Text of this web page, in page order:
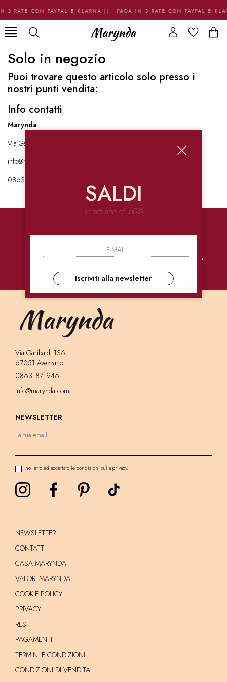
3 RATE CON PAYPAL E KLARNA || PAGA IN 3 RATE CON PAYPAL E
Solo in negozio
Puoi trovare questo articolo solo presso i
nostri punti vendita:
Info contatti
Marynda
Via Garibaldi 136 67051 Avezzano
info@marynda.com
08631871946
PAGAMENTI
CONSEGNE
ULTRA RAPIDE
ASSISTENZA
Via Garibaldi 136
67051 Avezzano
08631871946
info@marynda.com
NEWSLETTER
ho letto ed accettato le condizioni sulla privacy.
NEWSLETTER
CONTATTI
CASA MARYNDA
VALORI MARYNDA
COOKIE POLICY
PRIVACY
RESI
PAGAMENTI
TERMINI E CONDIZIONI
CONDIZIONI DI VENDITA
SALDI
sconti fino al -60%
Iscriviti alla newsletter